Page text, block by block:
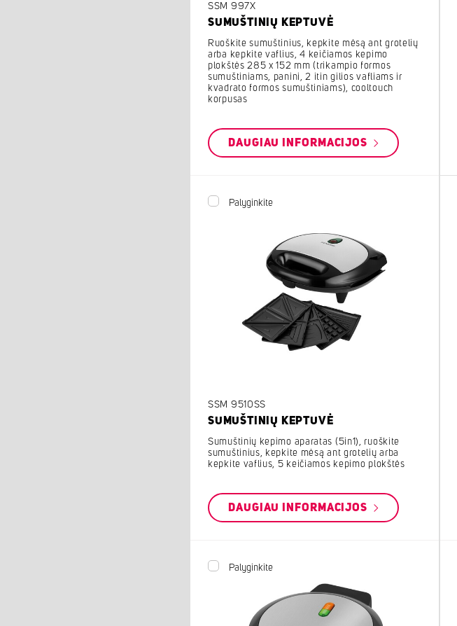
SSM 997X
SUMUŠTINIŲ KEPTUVĖ
Ruoškite sumuštinius, kepkite mėsą ant grotelių
arba kepkite vaflius, 4 keičiamos kepimo
plokštės 285 x 152 mm (trikampio formos
sumuštiniams, panini, 2 itin gilios vafliams ir
kvadrato formos sumuštiniams), cooltouch
korpusas
DAUGIAU INFORMACIJOS
Palyginkite
SSM 9510SS
SUMUŠTINIŲ KEPTUVĖ
Sumuštinių kepimo aparatas (5in1), ruoškite
sumuštinius, kepkite mėsą ant grotelių arba
kepkite vaflius, 5 keičiamos kepimo plokštės
DAUGIAU INFORMACIJOS
Palyginkite